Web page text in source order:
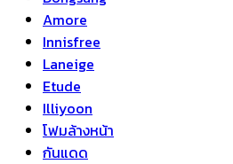
Amore
Innisfree
Laneige
Etude
Illiyoon
โฟมล้างหน้า
กันแดด